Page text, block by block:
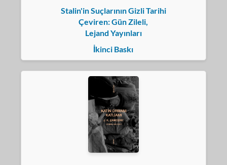
Stalin'in Suçlarının Gizli Tarihi
Çeviren: Gün Zileli,
Lejand Yayınları
İkinci Baskı